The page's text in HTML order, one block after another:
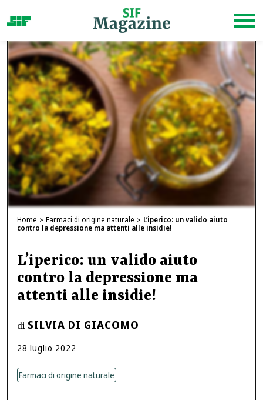
L’iperico: un valido aiuto
contro la depressione ma
attenti alle insidie!
di SILVIA DI GIACOMO
28 luglio 2022
Farmaci di origine naturale
Home Farmaci di origine naturale
L’iperico: un valido aiuto
contro la depressione ma attenti alle insidie!